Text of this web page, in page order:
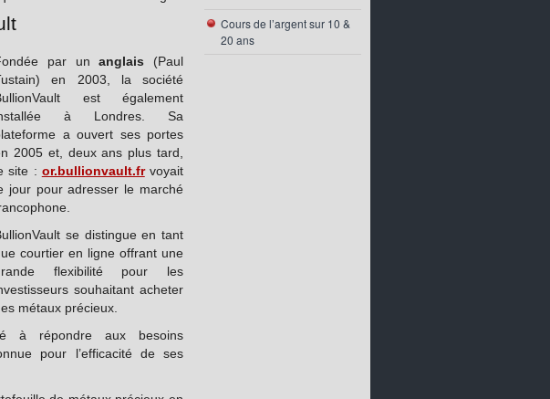
par unanglais (Paul
en 2003, la société
est également
à Londres. Sa
a ouvert ses portes
2005 et, deux ans plus tard,
site : or.bullionvault.frvoyait
jour pour adresser le marché
se distingue en tant
courtier en ligne offrant une
flexibilité pour les
souhaitant acheter
métaux précieux.
à répondre aux besoins
pour l’efficacité de ses
Cours de l’argent sur 10 &
20 ans